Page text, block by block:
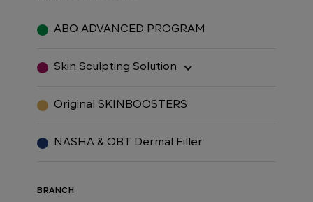
ABO ADVANCED PROGRAM
Skin Sculpting Solution
Original SKINBOOSTERS
NASHA & OBT Dermal Filler
BRANCH